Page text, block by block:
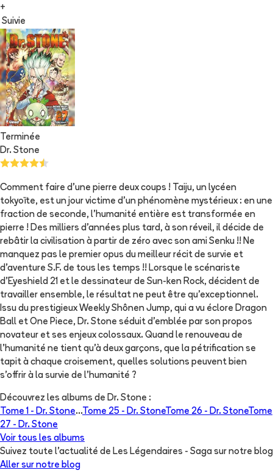
+
Suivie
Terminée
Dr. Stone
Comment faire d'une pierre deux coups ! Taiju, un lycéen
tokyoïte, est un jour victime d'un phénomène mystérieux : en une
fraction de seconde, l'humanité entière est transformée en
pierre ! Des milliers d'années plus tard, à son réveil, il décide de
rebâtir la civilisation à partir de zéro avec son ami Senku !! Ne
manquez pas le premier opus du meilleur récit de survie et
d'aventure S.F. de tous les temps !! Lorsque le scénariste
d'Eyeshield 21 et le dessinateur de Sun-ken Rock, décident de
travailler ensemble, le résultat ne peut être qu'exceptionnel.
Issu du prestigieux Weekly Shônen Jump, qui a vu éclore Dragon
Ball et One Piece, Dr. Stone séduit d'emblée par son propos
novateur et ses enjeux colossaux. Quand le renouveau de
l'humanité ne tient qu'à deux garçons, que la pétrification se
tapit à chaque croisement, quelles solutions peuvent bien
s'offrir à la survie de l'humanité ?
Découvrez les albums de Dr. Stone :
Tome 1 - Dr. Stone...Tome 25 - Dr. StoneTome 26 - Dr. StoneTome
27 - Dr. Stone
Voir tous les albums
Suivez toute l'actualité de Les Légendaires - Saga sur notre blog
Aller sur notre blog